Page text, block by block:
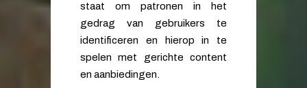
staat om patronen in het
gedrag van gebruikers te
identificeren en hierop in te
spelen met gerichte content
en aanbiedingen.